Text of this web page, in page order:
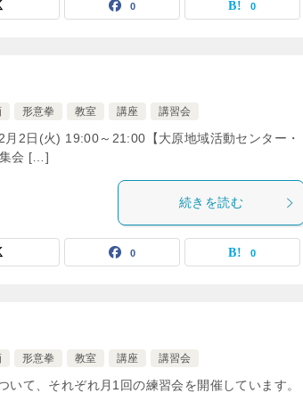
0 0
形意拳 教室 講座 講習会
2日(火) 19:00～21:00【大原地域活動センター・
会 […]
続きを読む
0 0
形意拳 教室 講座 講習会
て、それぞれ月1回の練習会を開催しています。